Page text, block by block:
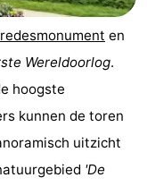
en
Wereldoorlog.
hoogste
kunnen de toren
uitzicht
'De